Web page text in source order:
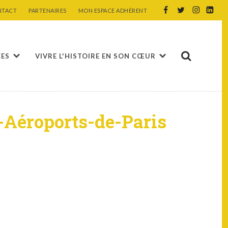
PARTENAIRES MON ESPACE ADHÉRENT
VIVRE L'HISTOIRE EN SON CŒUR
de-Paris